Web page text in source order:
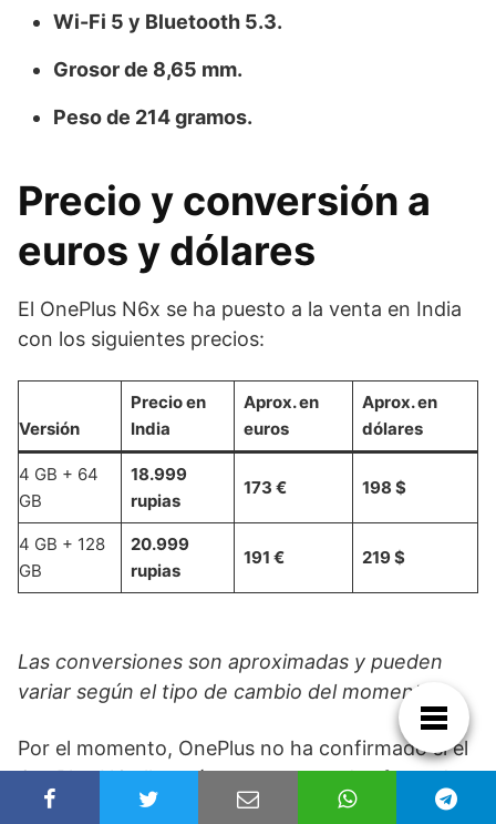
Wi-Fi 5 y Bluetooth 5.3.
Grosor de 8,65 mm.
Peso de 214 gramos.
Precio y conversión a
euros y dólares
El OnePlus N6x se ha puesto a la venta en India
con los siguientes precios:
Versión
Precio en
India
Aprox. en
euros
Aprox. en
dólares
4 GB + 64
GB
18.999
rupias
173 € 198 $
4 GB + 128
GB
20.999
rupias
191 € 219 $
Las conversiones son aproximadas y pueden
variar según el tipo de cambio del momento.
Por el momento, OnePlus no ha confirmado si el
OnePlus N6x llegará a otros mercados fuera de
India.